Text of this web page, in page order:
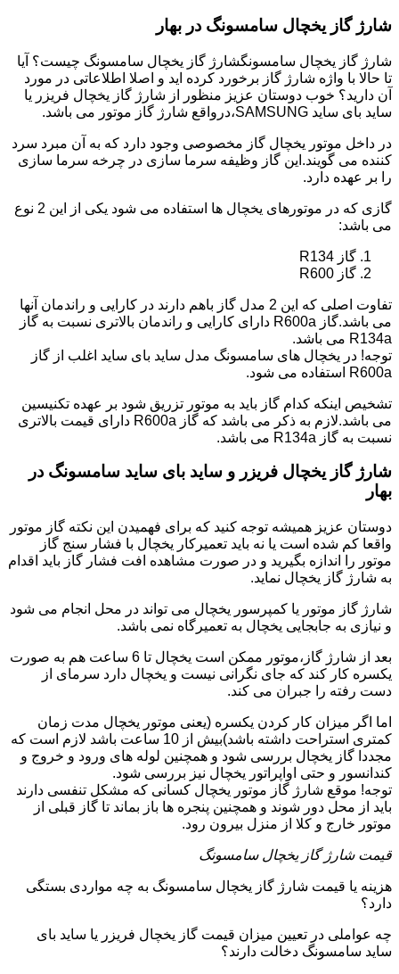
شارژ گاز یخچال سامسونگ در بهار
شارژ گاز یخچال سامسونگشارژ گاز یخچال سامسونگ چیست؟ آیا
تا حالا با واژه شارژ گاز برخورد کرده اید و اصلا اطلاعاتی در مورد
آن دارید؟ خوب دوستان عزیز منظور از شارژ گاز یخچال فریزر یا
ساید بای ساید SAMSUNG،درواقع شارژ گاز موتور می باشد.
در داخل موتور یخچال گاز مخصوصی وجود دارد که به آن مبرد سرد
کننده می گویند.این گاز وظیفه سرما سازی در چرخه سرما سازی
را بر عهده دارد.
گازی که در موتورهای یخچال ها استفاده می شود یکی از این 2 نوع
می باشد:
گاز R134
گاز R600
تفاوت اصلی که این 2 مدل گاز باهم دارند در کارایی و راندمان آنها
می باشد.گاز R600a دارای کارایی و راندمان بالاتری نسبت به گاز
R134a می باشد.
توجه! در یخچال های سامسونگ مدل ساید بای ساید اغلب از گاز
R600a استفاده می شود.
تشخیص اینکه کدام گاز باید به موتور تزریق شود بر عهده تکنیسین
می باشد.لازم به ذکر می باشد که گاز R600a دارای قیمت بالاتری
نسبت به گاز R134a می باشد.
شارژ گاز یخچال فریزر و ساید بای ساید سامسونگ در
بهار
دوستان عزیز همیشه توجه کنید که برای فهمیدن این نکته گاز موتور
واقعا کم شده است یا نه باید تعمیرکار یخچال با فشار سنج گاز
موتور را اندازه بگیرید و در صورت مشاهده افت فشار گاز باید اقدام
به شارژ گاز یخچال نماید.
شارژ گاز موتور یا کمپرسور یخچال می تواند در محل انجام می شود
و نیازی به جابجایی یخچال به تعمیرگاه نمی باشد.
بعد از شارژ گاز،موتور ممکن است یخچال تا 6 ساعت هم به صورت
یکسره کار کند که جای نگرانی نیست و یخچال دارد سرمای از
دست رفته را جبران می کند.
اما اگر میزان کار کردن یکسره (یعنی موتور یخچال مدت زمان
کمتری استراحت داشته باشد)بیش از 10 ساعت باشد لازم است که
مجددا گاز یخچال بررسی شود و همچنین لوله های ورود و خروج و
کندانسور و حتی اواپراتور یخچال نیز بررسی شود.
توجه! موقع شارژ گاز موتور یخچال کسانی که مشکل تنفسی دارند
باید از محل دور شوند و همچنین پنجره ها باز بماند تا گاز قبلی از
موتور خارج و کلا از منزل بیرون رود.
قیمت شارژ گاز یخچال سامسونگ
هزینه یا قیمت شارژ گاز یخچال سامسونگ به چه مواردی بستگی
دارد؟
چه عواملی در تعیین میزان قیمت گاز یخچال فریزر یا ساید بای
ساید سامسونگ دخالت دارند؟